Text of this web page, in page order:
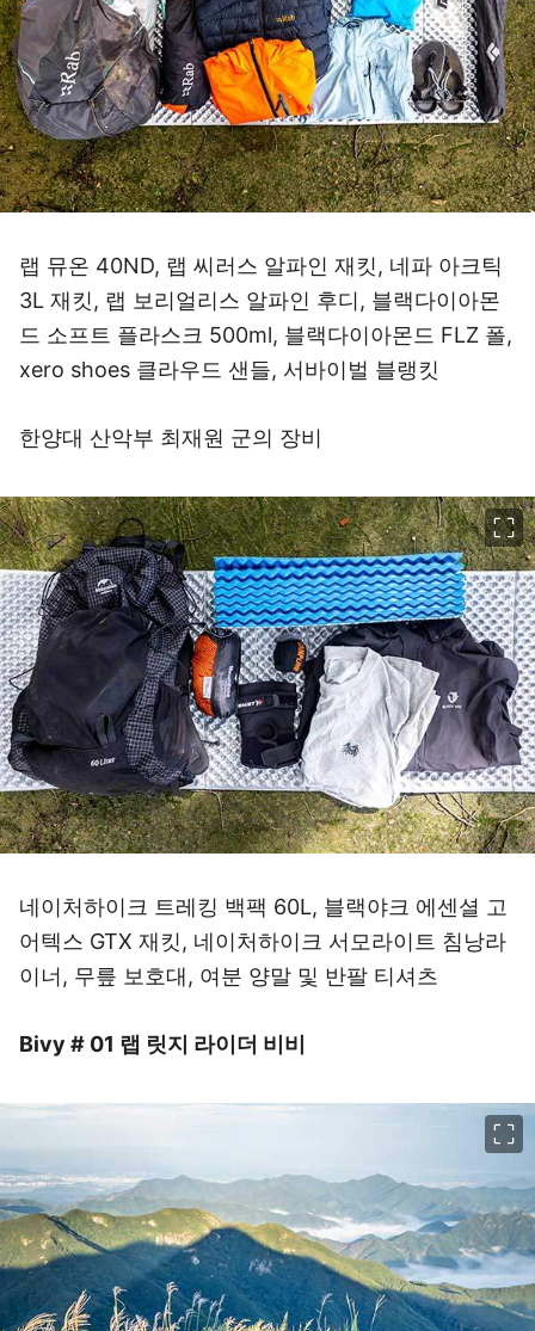
랩 뮤온 40ND, 랩 씨러스 알파인 재킷, 네파 아크틱
3L 재킷, 랩 보리얼리스 알파인 후디, 블랙다이아몬
드 소프트 플라스크 500ml, 블랙다이아몬드 FLZ 폴,
xero shoes 클라우드 샌들, 서바이벌 블랭킷
한양대 산악부 최재원 군의 장비
네이처하이크 트레킹 백팩 60L, 블랙야크 에센셜 고
어텍스 GTX 재킷, 네이처하이크 서모라이트 침낭라
이너, 무릎 보호대, 여분 양말 및 반팔 티셔츠
Bivy # 01 랩 릿지 라이더 비비